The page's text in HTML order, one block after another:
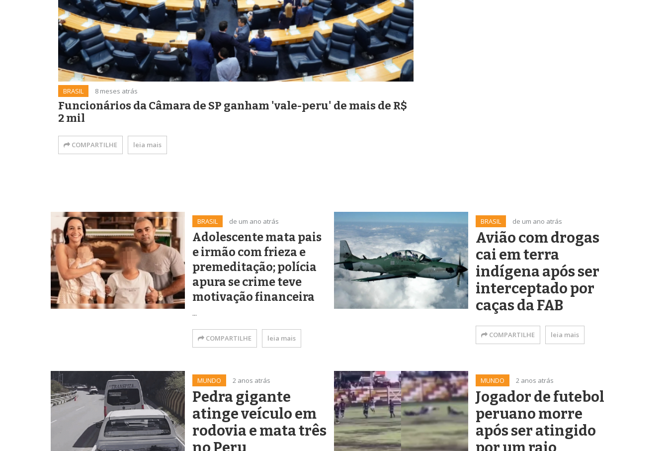
BRASIL 8 meses atrás
Funcionários da Câmara de SP ganham 'vale-peru' de mais de R$
2 mil
COMPARTILHE leia mais
BRASIL de um ano atrás
Adolescente mata pais
e irmão com frieza e
premeditação; polícia
apura se crime teve
motivação financeira
...
COMPARTILHE leia mais
BRASIL de um ano atrás
Avião com drogas
cai em terra
indígena após ser
interceptado por
caças da FAB
COMPARTILHE leia mais
MUNDO 2 anos atrás
Pedra gigante
atinge veículo em
rodovia e mata três
MUNDO 2 anos atrás
Jogador de futebol
peruano morre
após ser atingido